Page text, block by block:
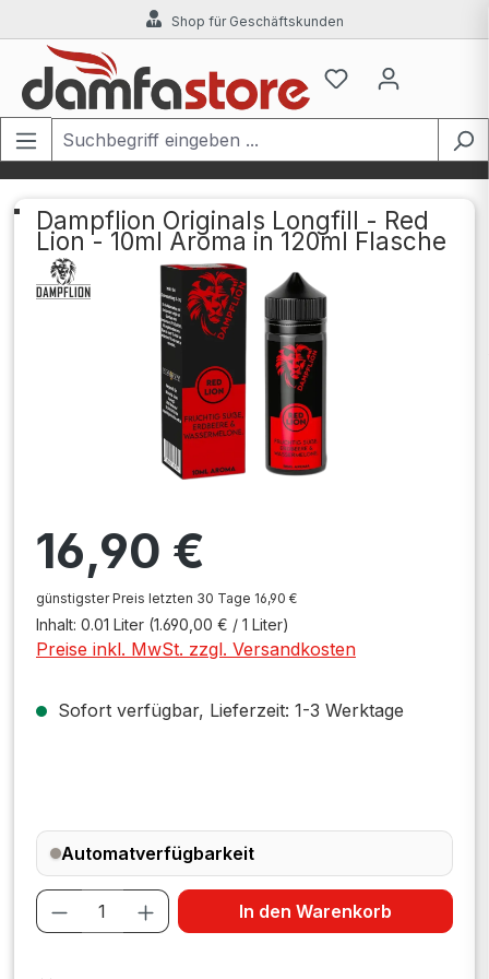
Zum Hauptinhalt springenShop für Geschäftskunden
Dampflion Originals Longfill - Red
Lion - 10ml Aroma in 120ml Flasche
Bildergalerie überspringen
16,90 €
günstigster Preis letzten 30 Tage 16,90 €
Inhalt: 0.01 Liter (1.690,00 € / 1 Liter)
Preise inkl. MwSt. zzgl. Versandkosten
Sofort verfügbar, Lieferzeit: 1-3 Werktage
Automatverfügbarkeit
Produkt Anzahl: Gib den
In den Warenkorb